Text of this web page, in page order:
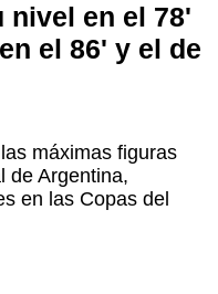
nivel en el 78'
el 86' y el de
máximas figuras
de Argentina,
en las Copas del